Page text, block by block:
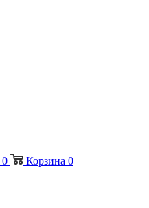
0 Корзина 0